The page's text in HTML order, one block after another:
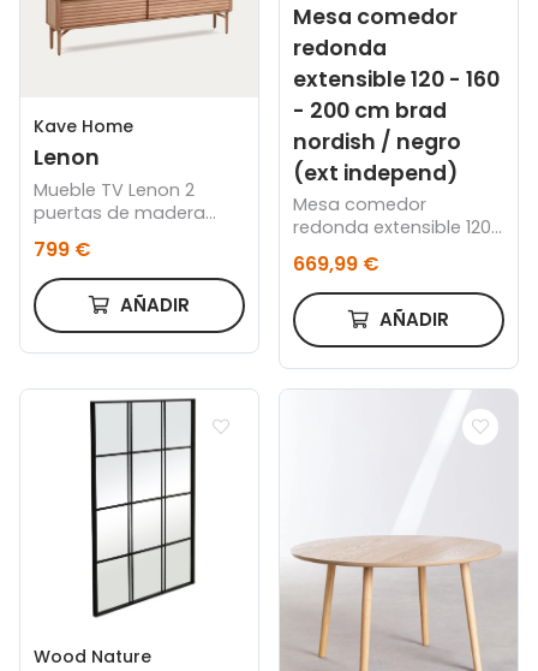
Kave Home
Lenon
Mueble TV Lenon 2
puertas de madera
roble 200 x 57 cm FSC
MIX Credit
799 €
AÑADIR
Mesa comedor
redonda
extensible 120 - 160
- 200 cm brad
nordish / negro
(ext independ)
Mesa comedor
redonda extensible 120
- 160 - 200 cm brad
nordish / negro
669,99 €
AÑADIR
Wood Nature